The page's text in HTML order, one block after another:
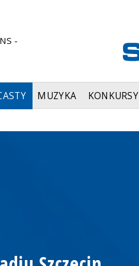
-
MUZYKA KONKURSY